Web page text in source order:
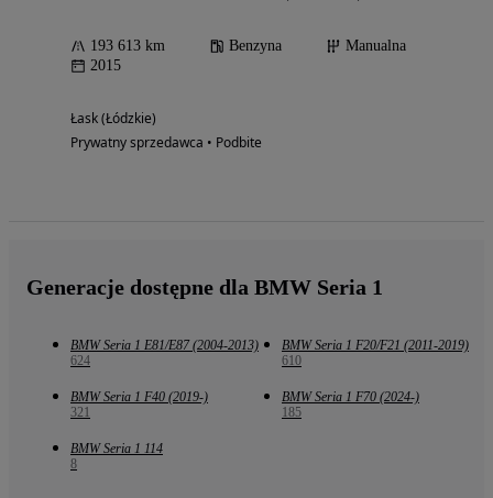
193 613 km Benzyna
Manualna
2015
Łask (Łódzkie)
Prywatny sprzedawca • Podbite
Generacje dostępne dla BMW Seria 1
BMW Seria 1 E81/E87 (2004-2013)
624
BMW Seria 1 F20/F21 (2011-2019)
610
BMW Seria 1 F40 (2019-)
321
BMW Seria 1 F70 (2024-)
185
BMW Seria 1 114
8